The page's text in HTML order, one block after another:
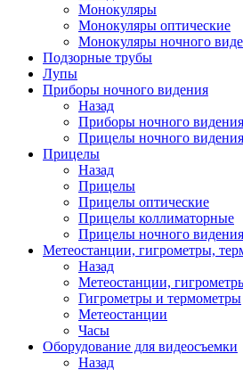
Монокуляры
Монокуляры оптические
Монокуляры ночного
Подзорные трубы
Лупы
Приборы ночного видения
Назад
Приборы ночного видения
Прицелы ночного видения
Прицелы
Назад
Прицелы
Прицелы оптические
Прицелы коллиматорные
Прицелы ночного видения
Метеостанции, гигрометры,
Назад
Метеостанции,
Гигрометры и термометры
Метеостанции
Часы
Оборудование для видеосъемки
Назад